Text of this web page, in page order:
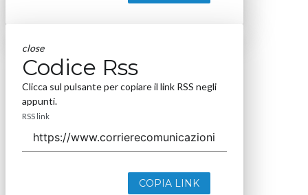
close
Codice Rss
Clicca sul pulsante per copiare il link RSS negli
appunti.
RSS link
COPIA LINK